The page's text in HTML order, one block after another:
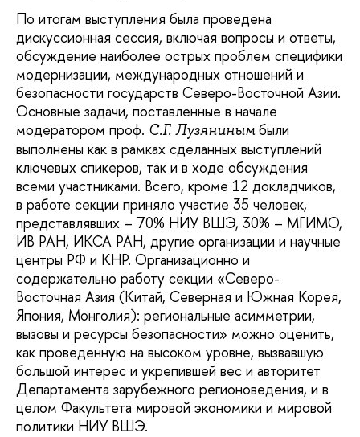
По итогам выступления была проведена
дискуссионная сессия, включая вопросы и ответы,
обсуждение наиболее острых проблем специфики
модернизации, международных отношений и
безопасности государств Северо-Восточной Азии.
Основные задачи, поставленные в начале
модератором проф. С.Г. Лузянинымбыли
выполнены как в рамках сделанных выступлений
ключевых спикеров, так и в ходе обсуждения
всеми участниками. Всего, кроме 12 докладчиков,
в работе секции приняло участие 35 человек,
представлявших – 70% НИУ ВШЭ, 30% – МГИМО,
ИВ РАН, ИКСА РАН, другие организации и научные
центры РФ и КНР. Организационно и
содержательно работу секции «Северо-
Восточная Азия (Китай, Северная и Южная Корея,
Япония, Монголия): региональные асимметрии,
вызовы и ресурсы безопасности» можно оценить,
как проведенную на высоком уровне, вызвавшую
большой интерес и укрепившей вес и авторитет
Департамента зарубежного регионоведения, и в
целом Факультета мировой экономики и мировой
политики НИУ ВШЭ.